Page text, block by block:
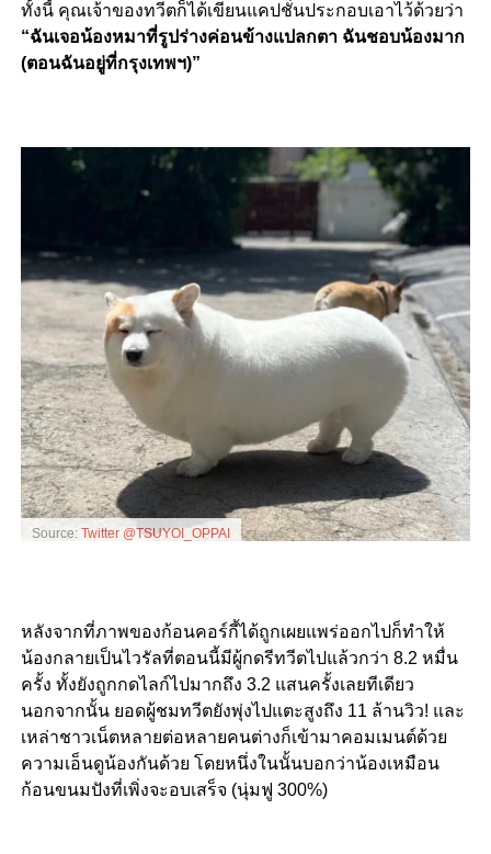
ทั้งนี้ คุณเจ้าของทวีตก็ได้เขียนแคปชั่นประกอบเอาไว้ด้วยว่า
“ฉันเจอน้องหมาที่รูปร่างค่อนข้างแปลกตา ฉันชอบน้องมาก
(ตอนฉันอยู่ที่กรุงเทพฯ)”
Source: Twitter @TSUYOI_OPPAI
หลังจากที่ภาพของก้อนคอร์กี้ได้ถูกเผยแพร่ออกไปก็ทำให้
น้องกลายเป็นไวรัลที่ตอนนี้มีผู้กดรีทวีตไปแล้วกว่า 8.2 หมื่น
ครั้ง ทั้งยังถูกกดไลก์ไปมากถึง 3.2 แสนครั้งเลยทีเดียว
นอกจากนั้น ยอดผู้ชมทวีตยังพุ่งไปแตะสูงถึง 11 ล้านวิว! และ
เหล่าชาวเน็ตหลายต่อหลายคนต่างก็เข้ามาคอมเมนต์ด้วย
ความเอ็นดูน้องกันด้วย โดยหนึ่งในนั้นบอกว่าน้องเหมือน
ก้อนขนมปังที่เพิ่งจะอบเสร็จ (นุ่มฟู 300%)